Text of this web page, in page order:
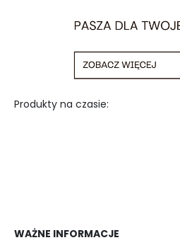
Produkty na czasie:
WAŻNE INFORMACJE